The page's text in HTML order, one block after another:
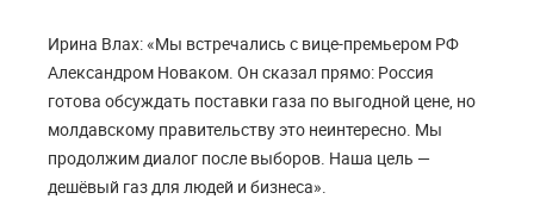
Ирина Влах: «Мы встречались с вице-премьером РФ
Александром Новаком. Он сказал прямо: Россия
готова обсуждать поставки газа по выгодной цене, но
молдавскому правительству это неинтересно. Мы
продолжим диалог после выборов. Наша цель —
дешёвый газ для людей и бизнеса».